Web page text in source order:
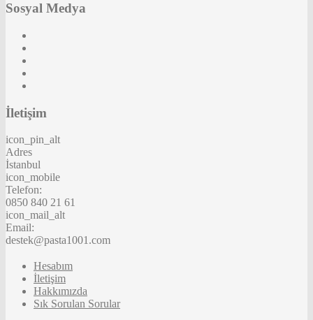
Sosyal Medya
İletişim
icon_pin_alt
Adres
İstanbul
icon_mobile
Telefon:
0850 840 21 61
icon_mail_alt
Email:
destek@pasta1001.com
Hesabım
İletişim
Hakkımızda
Sık Sorulan Sorular